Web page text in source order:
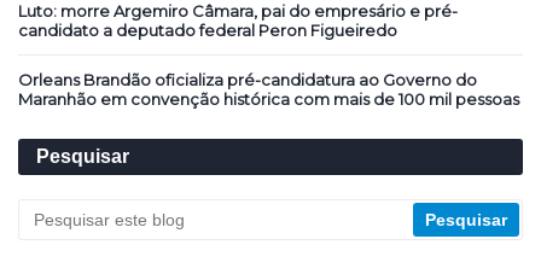
Luto: morre Argemiro Câmara, pai do empresário e pré-
candidato a deputado federal Peron Figueiredo
Orleans Brandão oficializa pré-candidatura ao Governo do
Maranhão em convenção histórica com mais de 100 mil pessoas
Pesquisar